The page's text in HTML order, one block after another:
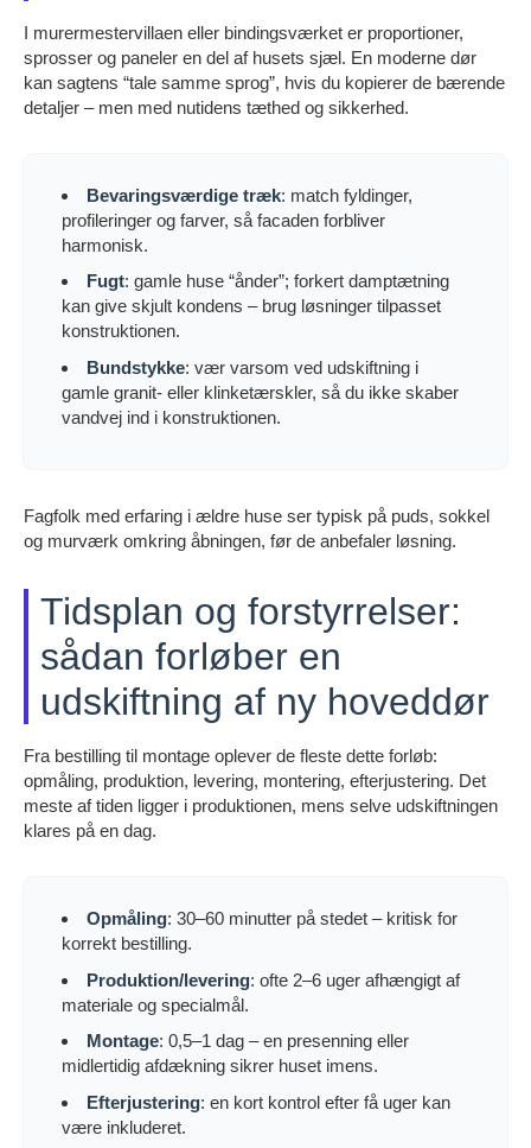
I murermestervillaen eller bindingsværket er proportioner,
sprosser og paneler en del af husets sjæl. En moderne dør
kan sagtens “tale samme sprog”, hvis du kopierer de bærende
detaljer – men med nutidens tæthed og sikkerhed.
Bevaringsværdige træk: match fyldinger,
profileringer og farver, så facaden forbliver
harmonisk.
Fugt: gamle huse “ånder”; forkert damptætning
kan give skjult kondens – brug løsninger tilpasset
konstruktionen.
Bundstykke: vær varsom ved udskiftning i
gamle granit- eller klinketærskler, så du ikke skaber
vandvej ind i konstruktionen.
Fagfolk med erfaring i ældre huse ser typisk på puds, sokkel
og murværk omkring åbningen, før de anbefaler løsning.
Tidsplan og forstyrrelser:
sådan forløber en
udskiftning af ny hoveddør
Fra bestilling til montage oplever de fleste dette forløb:
opmåling, produktion, levering, montering, efterjustering. Det
meste af tiden ligger i produktionen, mens selve udskiftningen
klares på en dag.
Opmåling: 30–60 minutter på stedet – kritisk for
korrekt bestilling.
Produktion/levering: ofte 2–6 uger afhængigt af
materiale og specialmål.
Montage: 0,5–1 dag – en presenning eller
midlertidig afdækning sikrer huset imens.
Efterjustering: en kort kontrol efter få uger kan
være inkluderet.